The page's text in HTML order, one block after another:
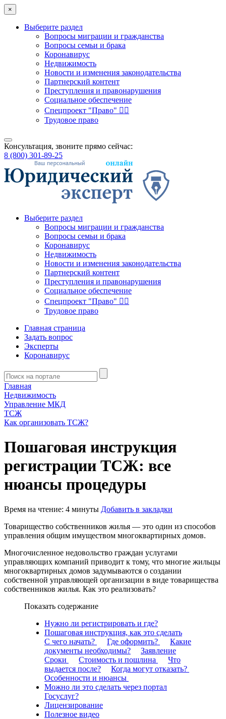
×
Выберите раздел
Вопросы миграции и гражданства
Вопросы семьи и брака
Коронавирус
Недвижимость
Новости и изменения законодательства
Партнерский контент
Преступления и правонарушения
Социальное обеспечение
Спецпроект "Право" 👮‍♂️
Трудовое право
Консультация, звоните прямо сейчас:
8 (800) 301-89-25
Выберите раздел
Вопросы миграции и гражданства
Вопросы семьи и брака
Коронавирус
Недвижимость
Новости и изменения законодательства
Партнерский контент
Преступления и правонарушения
Социальное обеспечение
Спецпроект "Право" 👮‍♂️
Трудовое право
Главная страница
Задать вопрос
Эксперты
Коронавирус
Главная
Недвижимость
Управление МКД
ТСЖ
Как организовать ТСЖ?
Пошаговая инструкция
регистрации ТСЖ: все
нюансы процедуры
Время на чтение: 4 минуты Добавить в закладки
Товарищество собственников жилья — это один из способов
управления общим имуществом многоквартирных домов.
Многочисленное недовольство граждан услугами
управляющих компаний приводит к тому, что многие жильцы
многоквартирных домов задумываются о создании
собственной управляющей организации в виде товарищества
собственников жилья. Как это реализовать?
Показать содержание
Нужно ли регистрировать и где?
Пошаговая инструкция, как это сделать
С чего начать?
Где оформить?
Какие
документы необходимы?
Заявление
Сроки
Стоимость и пошлина
Что
выдается после?
Когда могут отказать?
Особенности и нюансы
Можно ли это сделать через портал
Госуслуг?
Лицензирование
Полезное видео